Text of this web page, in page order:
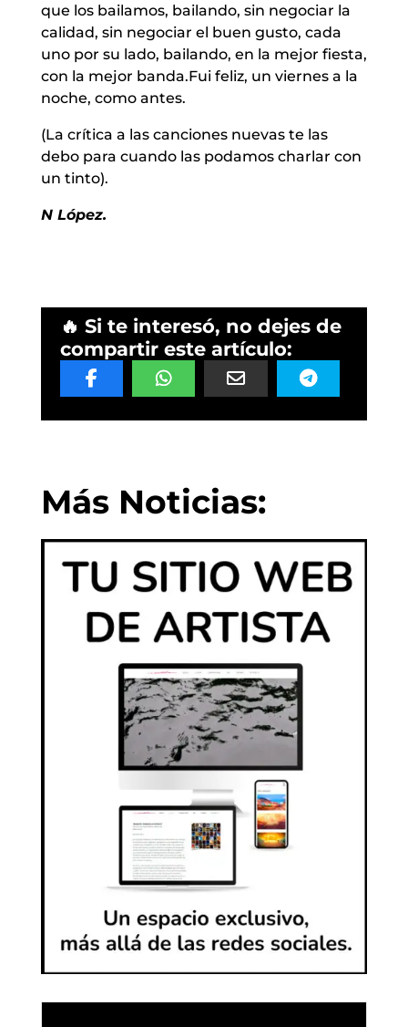
que los bailamos, bailando, sin negociar la
calidad, sin negociar el buen gusto, cada
uno por su lado, bailando, en la mejor fiesta,
con la mejor banda.Fui feliz, un viernes a la
noche, como antes.
(La crítica a las canciones nuevas te las
debo para cuando las podamos charlar con
un tinto).
N López.
🔥 Si te interesó, no dejes de
compartir este artículo:
Más Noticias: